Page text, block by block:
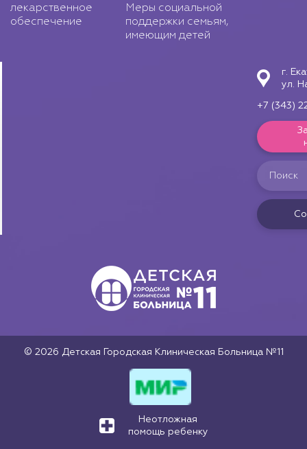
лекарственное
обеспечение
Меры социальной
поддержки семьям,
имеющим детей
г.
ул.
+7 (343)
© 2026 Детская Городская Клиническая Больница №11
Неотложная
помощь ребенку